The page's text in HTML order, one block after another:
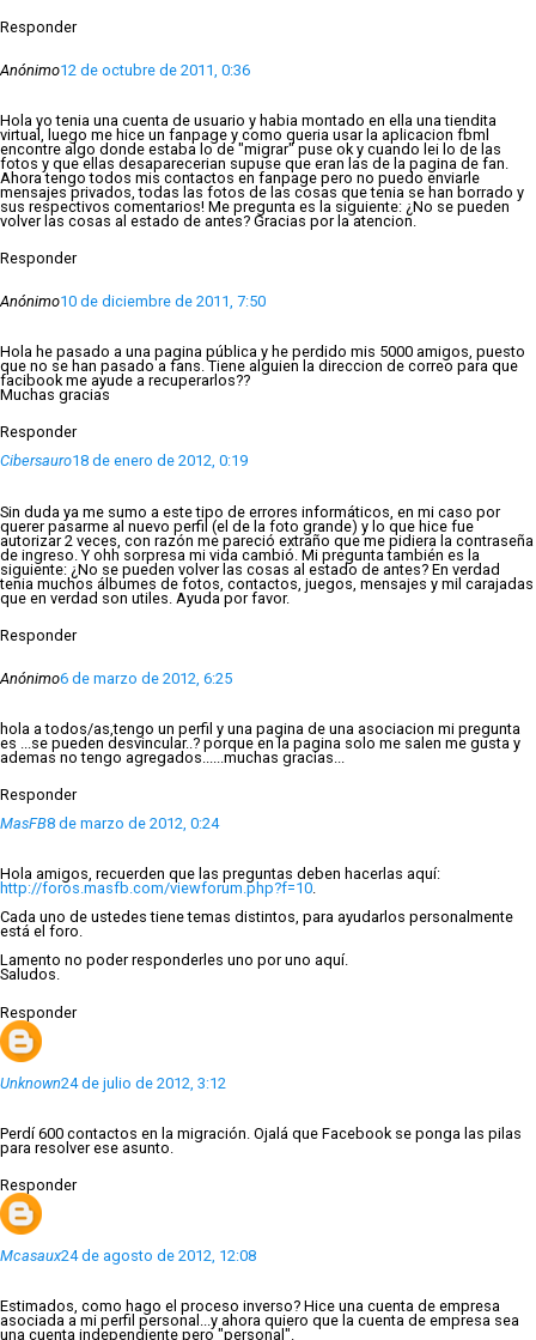
Responder
Anónimo12 de octubre de 2011, 0:36
Hola yo tenia una cuenta de usuario y habia montado en ella una tiendita
virtual, luego me hice un fanpage y como queria usar la aplicacion fbml
encontre algo donde estaba lo de "migrar" puse ok y cuando lei lo de las
fotos y que ellas desaparecerian supuse que eran las de la pagina de fan.
Ahora tengo todos mis contactos en fanpage pero no puedo enviarle
mensajes privados, todas las fotos de las cosas que tenia se han borrado y
sus respectivos comentarios! Me pregunta es la siguiente: ¿No se pueden
volver las cosas al estado de antes? Gracias por la atencion.
Responder
Anónimo10 de diciembre de 2011, 7:50
Hola he pasado a una pagina pública y he perdido mis 5000 amigos, puesto
que no se han pasado a fans. Tiene alguien la direccion de correo para que
facibook me ayude a recuperarlos??
Muchas gracias
Responder
Cibersauro18 de enero de 2012, 0:19
Sin duda ya me sumo a este tipo de errores informáticos, en mi caso por
querer pasarme al nuevo perfil (el de la foto grande) y lo que hice fue
autorizar 2 veces, con razón me pareció extraño que me pidiera la contraseña
de ingreso. Y ohh sorpresa mi vida cambió. Mi pregunta también es la
siguiente: ¿No se pueden volver las cosas al estado de antes? En verdad
tenia muchos álbumes de fotos, contactos, juegos, mensajes y mil carajadas
que en verdad son utiles. Ayuda por favor.
Responder
Anónimo6 de marzo de 2012, 6:25
hola a todos/as,tengo un perfil y una pagina de una asociacion mi pregunta
es ...se pueden desvincular..? porque en la pagina solo me salen me gusta y
ademas no tengo agregados......muchas gracias...
Responder
MasFB8 de marzo de 2012, 0:24
Hola amigos, recuerden que las preguntas deben hacerlas aquí:
http://foros.masfb.com/viewforum.php?f=10.
Cada uno de ustedes tiene temas distintos, para ayudarlos personalmente
está el foro.
Lamento no poder responderles uno por uno aquí.
Saludos.
Responder
Unknown24 de julio de 2012, 3:12
Perdí 600 contactos en la migración. Ojalá que Facebook se ponga las pilas
para resolver ese asunto.
Responder
Mcasaux24 de agosto de 2012, 12:08
Estimados, como hago el proceso inverso? Hice una cuenta de empresa
asociada a mi perfil personal...y ahora quiero que la cuenta de empresa sea
una cuenta independiente pero "personal".